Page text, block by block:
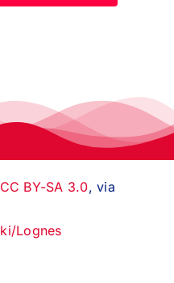
CC BY-SA 3.0, via
Lognes